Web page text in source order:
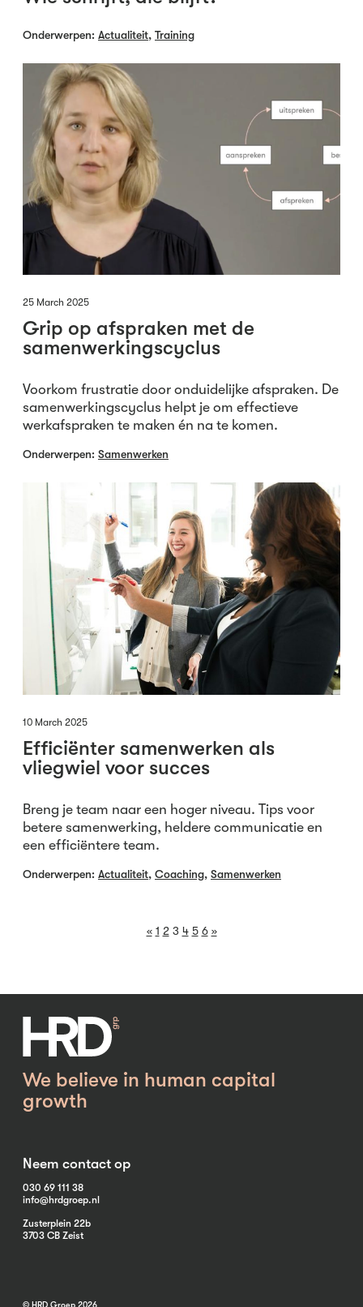
Onderwerpen: Actualiteit, Training
25 March 2025
Grip op afspraken met de
samenwerkingscyclus
Voorkom frustratie door onduidelijke afspraken. De
samenwerkingscyclus helpt je om effectieve
werkafspraken te maken én na te komen.
Onderwerpen: Samenwerken
10 March 2025
Efficiënter samenwerken als
vliegwiel voor succes
Breng je team naar een hoger niveau. Tips voor
betere samenwerking, heldere communicatie en
een efficiëntere team.
Onderwerpen: Actualiteit, Coaching, Samenwerken
« 1 2 3 4 5 6 »
We believe in human capital
growth
Neem contact op
030 69 111 38
info@hrdgroep.nl
Zusterplein 22b
3703 CB Zeist
© HRD Groep 2026